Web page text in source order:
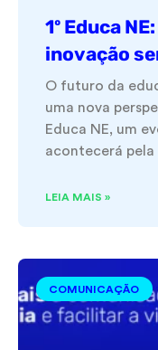
1º Educa
inovação
O futuro da
uma nova
Educa NE, um
acontecerá pela
LEIA MAIS »
COMUNICAÇÃO